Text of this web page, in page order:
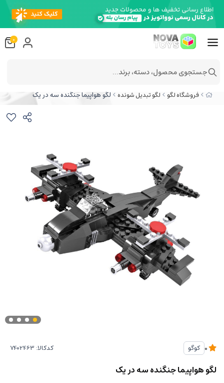
فروشگاه لگو لگو تبدیل شونده لگو هواپیما جنگنده سه در یک
کوگو کدکالا:
لگو هواپیما جنگنده سه در یک
0
جستجوی محصول، دسته، برند...